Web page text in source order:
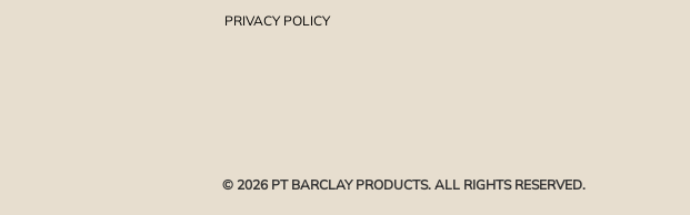
PRIVACY POLICY
© 2026 PT BARCLAY PRODUCTS. ALL RIGHTS RESERVED.